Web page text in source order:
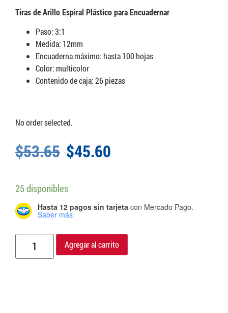
Tiras de Arillo Espiral Plástico para Encuadernar
Paso: 3:1
Medida: 12mm
Encuaderna máximo: hasta 100 hojas
Color: multicolor
Contenido de caja: 26 piezas
No order selected.
$53.65 $45.60
25 disponibles
Hasta 12 pagos sin tarjeta con Mercado Pago.
Saber más
Agregar al carrito